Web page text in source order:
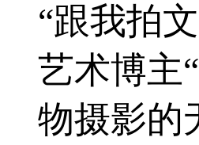
“跟我拍
艺术博主
物摄影的